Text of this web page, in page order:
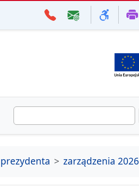
zarządzenia 2026